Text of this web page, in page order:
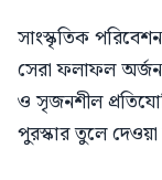
সাংস্কৃতিক
সেরা ফলাফল
ও সৃজনশীল
পুরস্কার তুলে